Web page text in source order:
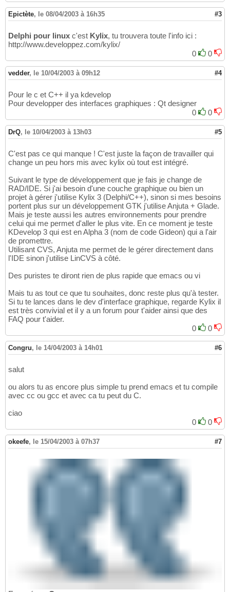
Epictète, le 08/04/2003 à 16h35 #3
Delphi pour linux c'est Kylix, tu trouvera toute l'info ici :
http://www.developpez.com/kylix/
0
0
vedder, le 10/04/2003 à 09h12 #4
Pour le c et C++ il ya kdevelop
Pour developper des interfaces graphiques : Qt designer
0
0
DrQ, le 10/04/2003 à 13h03 #5
C'est pas ce qui manque ! C'est juste la façon de travailler qui
change un peu hors mis avec kylix où tout est intégré.
Suivant le type de développement que je fais je change de
RAD/IDE. Si j'ai besoin d'une couche graphique ou bien un
projet à gérer j'utilise Kylix 3 (Delphi/C++), sinon si mes besoins
portent plus sur un développement GTK j'utilise Anjuta + Glade.
Mais je teste aussi les autres environnements pour prendre
celui qui me permet d'aller le plus vite. En ce moment je teste
KDevelop 3 qui est en Alpha 3 (nom de code Gideon) qui a l'air
de promettre.
Utilisant CVS, Anjuta me permet de le gérer directement dans
l'IDE sinon j'utilise LinCVS à côté.
Des puristes te diront rien de plus rapide que emacs ou vi
Mais tu as tout ce que tu souhaites, donc reste plus qu'à tester.
Si tu te lances dans le dev d'interface graphique, regarde Kylix il
est très convivial et il y a un forum pour t'aider ainsi que des
FAQ pour t'aider.
0
0
Congru, le 14/04/2003 à 14h01 #6
salut
ou alors tu as encore plus simple tu prend emacs et tu compile
avec cc ou gcc et avec ca tu peut du C.
ciao
0
0
okeefe, le 15/04/2003 à 07h37 #7